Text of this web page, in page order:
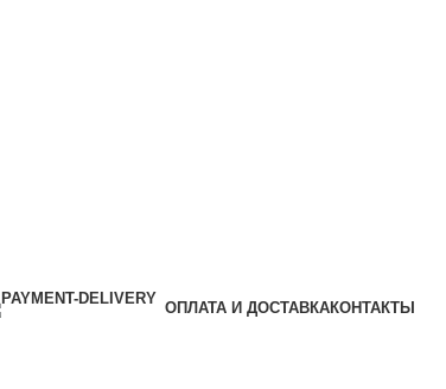
ОПЛАТА И ДОСТАВКАКОНТАКТЫ